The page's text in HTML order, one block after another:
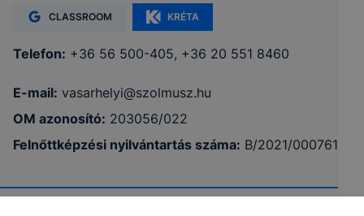
CLASSROOM KRÉTA
Telefon: +36 56 500-405, +36 20 551 8460
E-mail: vasarhelyi@szolmusz.hu
OM azonosító: 203056/022
Felnőttképzési nyilvántartás száma: B/2021/000761